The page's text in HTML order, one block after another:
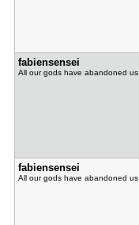
fabiensens​ei
All our gods have abandoned us
fabiensens​ei
All our gods have abandoned us